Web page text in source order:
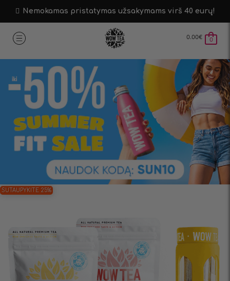
Nemokamas pristatymas užsakymams virš 40 eurų!
0.00€ 0
SUTAUPYKITE 25%